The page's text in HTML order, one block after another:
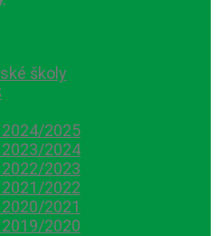
školy
2025
2024
2023
2022
2021
2020